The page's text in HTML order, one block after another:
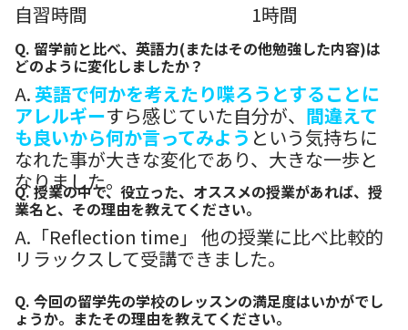
自習時間 1時間
Q. 留学前と比べ、英語力(またはその他勉強した内容)は
どのように変化しましたか？
A. 英語で何かを考えたり喋ろうとすることに
アレルギーすら感じていた自分が、 間違えて
も良いから何か言ってみよう という気持ちに
なれた事が大きな変化であり、大きな一歩と
なりました。
Q. 授業の中で、役立った、オススメの授業があれば、授
業名と、その理由を教えてください。
A.「Reflection time」 他の授業に比べ比較的
リラックスして受講できました。
Q. 今回の留学先の学校のレッスンの満足度はいかがでし
ょうか。またその理由を教えてください。